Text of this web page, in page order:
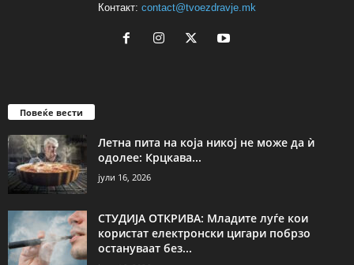
Контакт: contact@tvoezdravje.mk
Повеќе вести
Летна пита на која никој не може да ѝ
одолее: Крцкава...
јули 16, 2026
СТУДИЈА ОТКРИВА: Младите луѓе кои
користат електронски цигари побрзо
остануваат без...